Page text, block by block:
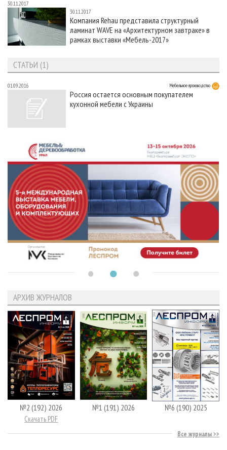
30.11.2017
30.11.2017
Компания Rehau представила структурный
ламинат WAVE на «Архитектурном завтраке» в
рамках выставки «Мебель-2017»
СТАТЬИ (1)
01.09.2016 Мебельное производство
Россия остается основным покупателем
кухонной мебели с Украины
АРХИВ ЖУРНАЛОВ
№2 (192) 2026
Скачать PDF
№1 (191) 2026 №6 (190) 2025
Все журналы